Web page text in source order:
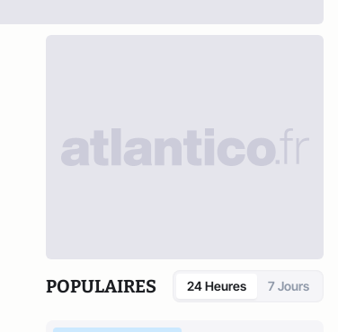
POPULAIRES 24 Heures 7 Jours